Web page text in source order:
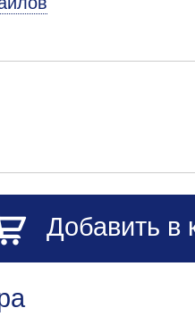
Добавить в